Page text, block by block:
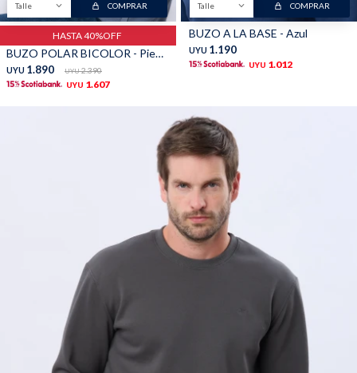
Talle COMPRAR
HASTA 40%OFF
BUZO POLAR BICOLOR - Piedra
UYU 1.890 UYU 2.390
UYU 1.607
Talle COMPRAR
BUZO A LA BASE - Azul
UYU 1.190
UYU 1.012
TALLES GRANDES Uniformes empresariales
Canjear mis puntos
Cómo comprar
Envíos, cambios y devoluciones